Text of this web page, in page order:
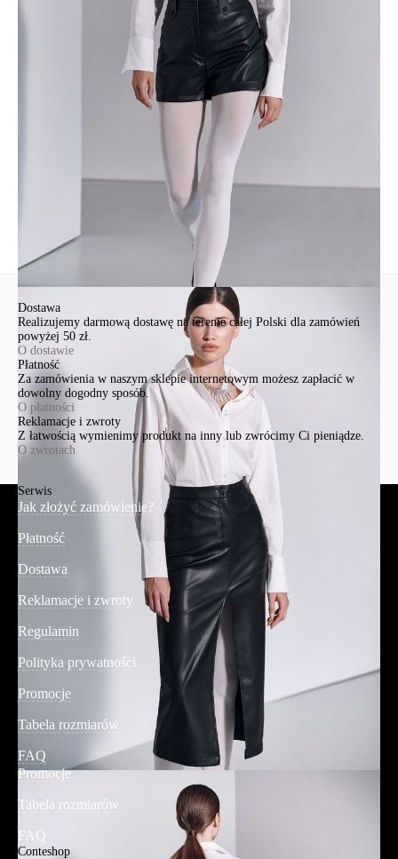
хлопок 68%, полиэстер 29%, эластан 3%
Podmiot odpowiedzialny
EuroTrade Tex Sp z o.o.
Ten produkt nie ma pytań Możesz zadać pytanie, klikając przycisk
Wyślij
Dostawa
Realizujemy darmową dostawę na terenie całej Polski dla zamówień
powyżej 50 zł.
O dostawie
Płatność
Za zamówienia w naszym sklepie internetowym możesz zapłacić w
dowolny dogodny sposób.
O płatności
Reklamacje i zwroty
Z łatwością wymienimy produkt na inny lub zwrócimy Ci pieniądze.
O zwrotach
Serwis
Jak złożyć zamówienie?
Płatność
Dostawa
Reklamacje i zwroty
Regulamin
Polityka prywatności
Promocje
Tabela rozmiarów
FAQ
Promocje
Tabela rozmiarów
FAQ
Conteshop